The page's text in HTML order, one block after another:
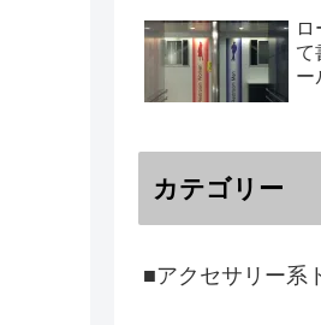
て
ー
カテゴリー
■アクセサリー系